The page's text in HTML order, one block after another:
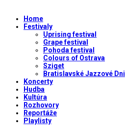
Home
Festivaly
Uprising festival
Grape festival
Pohoda festival
Colours of Ostrava
Sziget
Bratislavské Jazzové Dni
Koncerty
Hudba
Kultúra
Rozhovory
Reportáže
Playlisty